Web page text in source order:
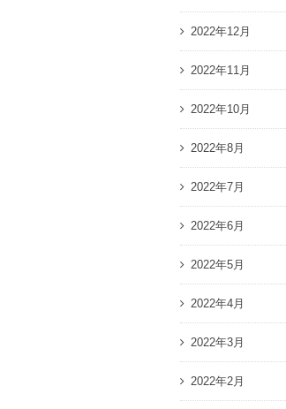
2022年12月
2022年11月
2022年10月
2022年8月
2022年7月
2022年6月
2022年5月
2022年4月
2022年3月
2022年2月